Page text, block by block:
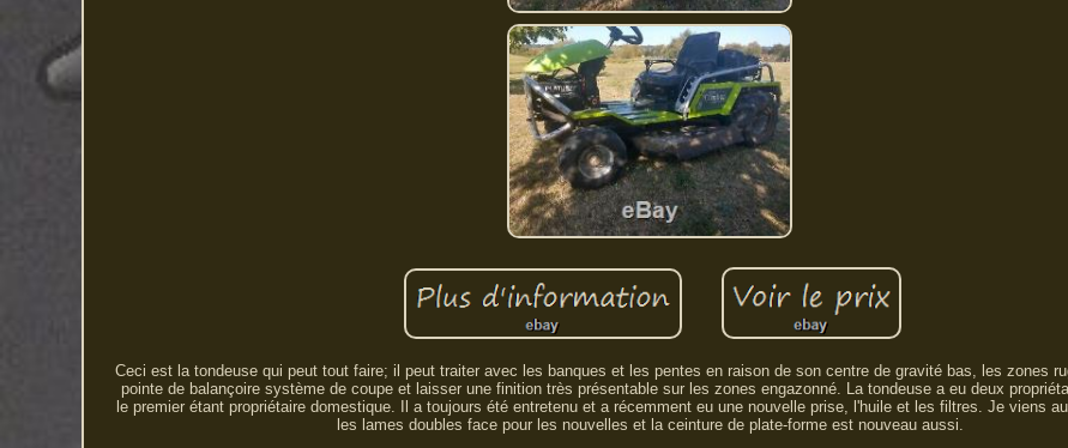
Ceci est la tondeuse qui peut tout faire; il peut traiter avec les banques et les pentes en raison de son centre de gravité bas, les zones
pointe de balançoire système de coupe et laisser une finition très présentable sur les zones engazonné. La tondeuse a eu deux
le premier étant propriétaire domestique. Il a toujours été entretenu et a récemment eu une nouvelle prise, l'huile et les filtres. Je viens
les lames doubles face pour les nouvelles et la ceinture de plate-forme est nouveau aussi.